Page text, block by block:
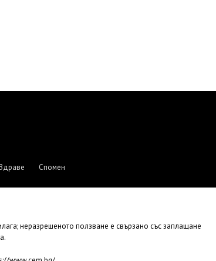
Спомен
неразрешеното ползване е свързано със заплащане